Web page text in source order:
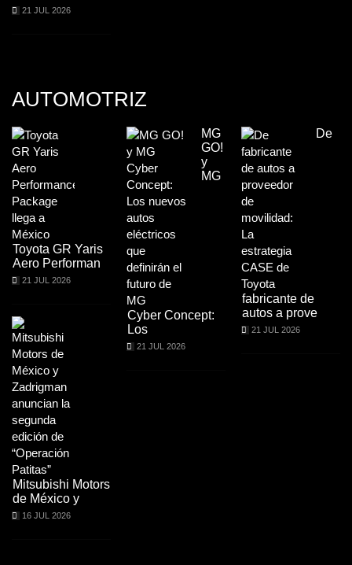
21 JUL 2026
AUTOMOTRIZ
Toyota GR Yaris
Aero Performan
21 JUL 2026
Mitsubishi Motors
de México y
16 JUL 2026
MG
GO!
y
MG
Cyber Concept:
Los
21 JUL 2026
De
fabricante de
autos a prove
21 JUL 2026